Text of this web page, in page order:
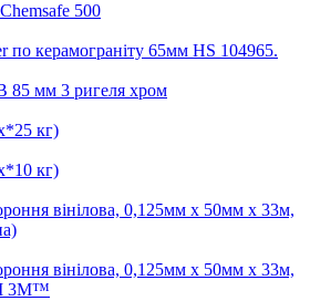
500
по керамограніту 65мм HS 104965.
85 мм 3 ригеля хром
кг)
кг)
вінілова, 0,125мм х 50мм х 33м,
вінілова, 0,125мм х 50мм х 33м,
3M™